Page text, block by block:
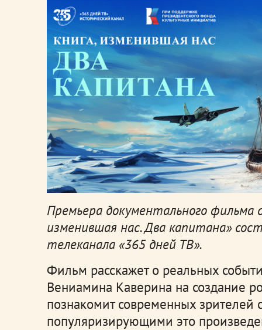
Премьера документального фильма
изменившая нас. Два капитана»
телеканала «365 дней ТВ».
Фильм расскажет о реальных
Вениамина Каверина на создание
познакомит современных зрителей
популяризирующими это